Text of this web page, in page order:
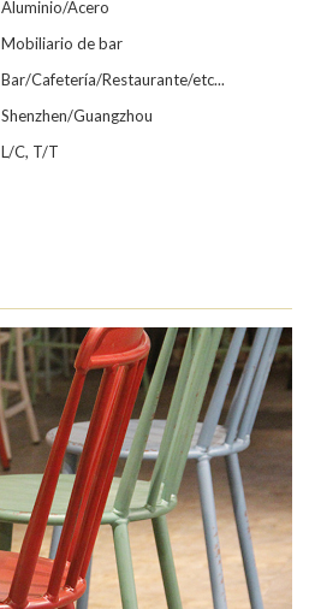
Aluminio/Acero
Mobiliario de bar
Bar/Cafetería/Restaurante/etc...
Shenzhen/Guangzhou
L/C, T/T